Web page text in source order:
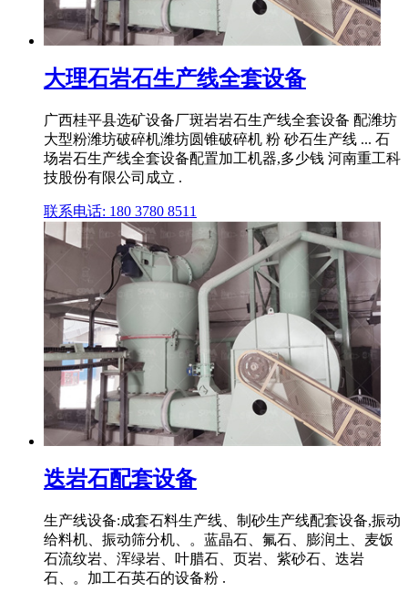
大理石岩石生产线全套设备
广西桂平县选矿设备厂斑岩岩石生产线全套设备 配潍坊
大型粉潍坊破碎机潍坊圆锥破碎机 粉 砂石生产线 ... 石
场岩石生产线全套设备配置加工机器,多少钱 河南重工科
技股份有限公司成立 .
联系电话: 180 3780 8511
迭岩石配套设备
生产线设备:成套石料生产线、制砂生产线配套设备,振动
给料机、振动筛分机、。蓝晶石、氟石、膨润土、麦饭
石流纹岩、浑绿岩、叶腊石、页岩、紫砂石、迭岩
石、。加工石英石的设备粉 .